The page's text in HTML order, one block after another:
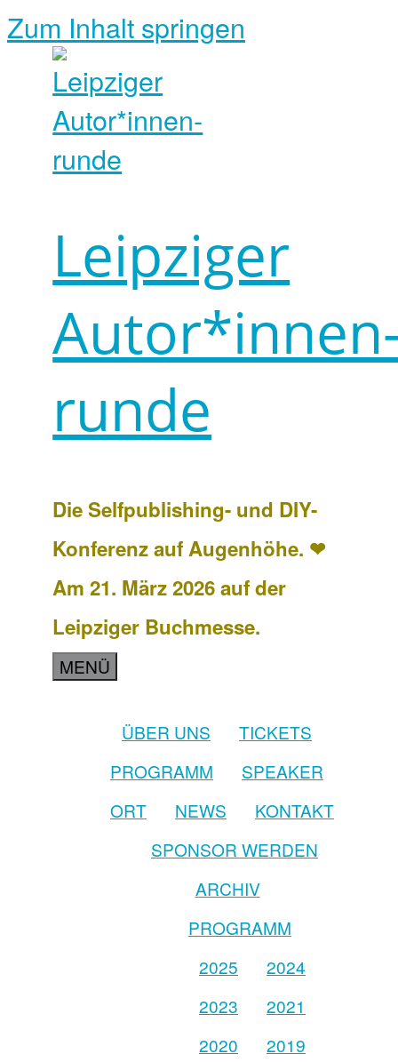
Zum Inhalt springen
Leipziger
runde
Die Selfpublishing- und DIY-
Konferenz auf Augenhöhe. ❤
Am 21. März 2026 auf der
Leipziger Buchmesse.
MENÜ
ÜBER UNS
TICKETS
PROGRAMM
SPEAKER
ORT
NEWS
KONTAKT
SPONSOR WERDEN
ARCHIV
PROGRAMM
2025
2024
2023
2021
2020
2019